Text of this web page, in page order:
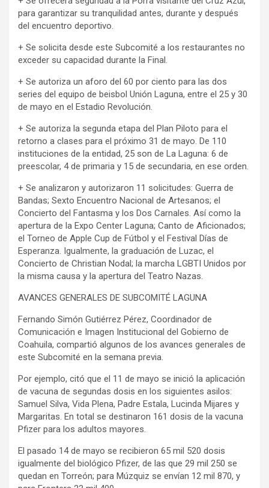
para garantizar su tranquilidad antes, durante y después
del encuentro deportivo.
+ Se solicita desde este Subcomité a los restaurantes no
exceder su capacidad durante la Final.
+ Se autoriza un aforo del 60 por ciento para las dos
series del equipo de beisbol Unión Laguna, entre el 25 y 30
de mayo en el Estadio Revolución.
+ Se autoriza la segunda etapa del Plan Piloto para el
retorno a clases para el próximo 31 de mayo. De 110
instituciones de la entidad, 25 son de La Laguna: 6 de
preescolar, 4 de primaria y 15 de secundaria, en ese orden.
+ Se analizaron y autorizaron 11 solicitudes: Guerra de
Bandas; Sexto Encuentro Nacional de Artesanos; el
Concierto del Fantasma y los Dos Carnales. Así como la
apertura de la Expo Center Laguna; Canto de Aficionados;
el Torneo de Apple Cup de Fútbol y el Festival Días de
Esperanza. Igualmente, la graduación de Luzac, el
Concierto de Christian Nodal; la marcha LGBTI Unidos por
la misma causa y la apertura del Teatro Nazas.
AVANCES GENERALES DE SUBCOMITÉ LAGUNA
Fernando Simón Gutiérrez Pérez, Coordinador de
Comunicación e Imagen Institucional del Gobierno de
Coahuila, compartió algunos de los avances generales de
este Subcomité en la semana previa.
Por ejemplo, citó que el 11 de mayo se inició la aplicación
de vacuna de segundas dosis en los siguientes asilos:
Samuel Silva, Vida Plena, Padre Estala, Lucinda Mijares y
Margaritas. En total se destinaron 161 dosis de la vacuna
Pfizer para los adultos mayores.
El pasado 14 de mayo se recibieron 65 mil 520 dosis
igualmente del biológico Pfizer, de las que 29 mil 250 se
quedan en Torreón; para Múzquiz se envían 12 mil 870, y